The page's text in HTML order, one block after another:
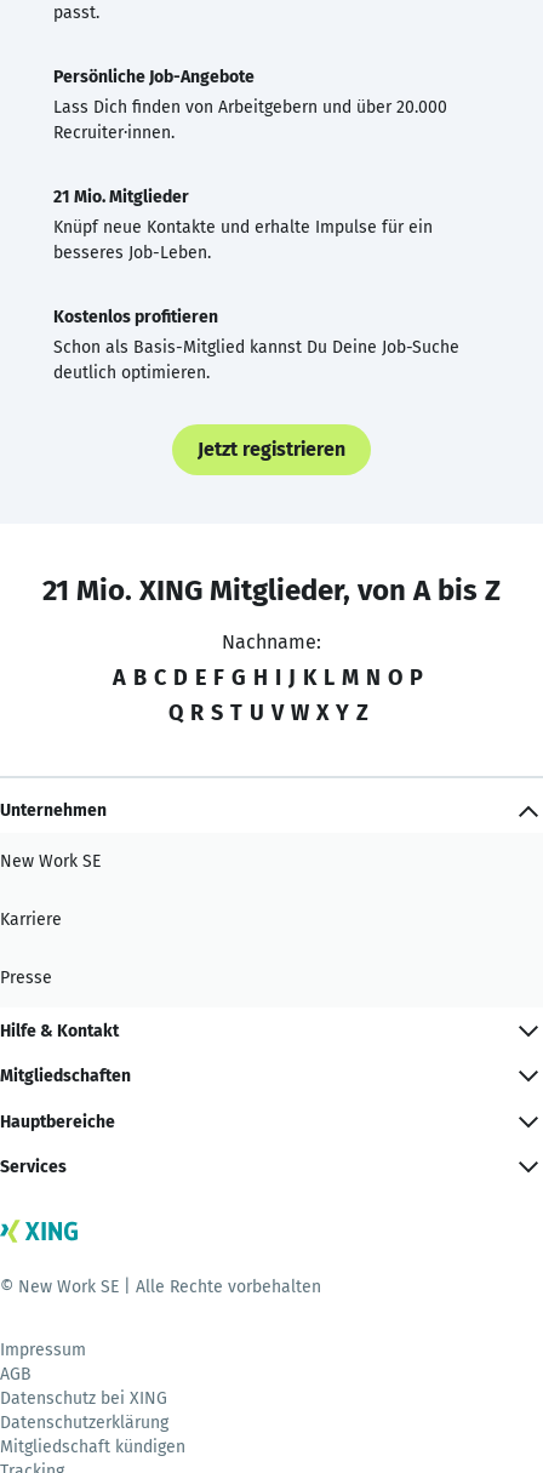
passt.
Persönliche Job-Angebote
Lass Dich finden von Arbeitgebern und über 20.000
Recruiter·innen.
21 Mio. Mitglieder
Knüpf neue Kontakte und erhalte Impulse für ein
besseres Job-Leben.
Kostenlos profitieren
Schon als Basis-Mitglied kannst Du Deine Job-Suche
deutlich optimieren.
Jetzt registrieren
21 Mio. XING Mitglieder, von A bis Z
Nachname:
A B C D E F G H I J K L M N O P
Q R S T U V W X Y Z
Unternehmen
New Work SE
Karriere
Presse
Hilfe & Kontakt
Mitgliedschaften
Hauptbereiche
Services
© New Work SE | Alle Rechte vorbehalten
Impressum
AGB
Datenschutz bei XING
Datenschutzerklärung
Mitgliedschaft kündigen